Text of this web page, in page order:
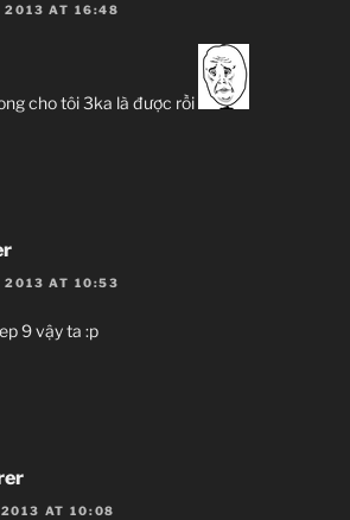
2013 AT 16:48
cho tôi 3ka là được rồi
2013 AT 10:53
9 vậy ta :p
AT 10:08